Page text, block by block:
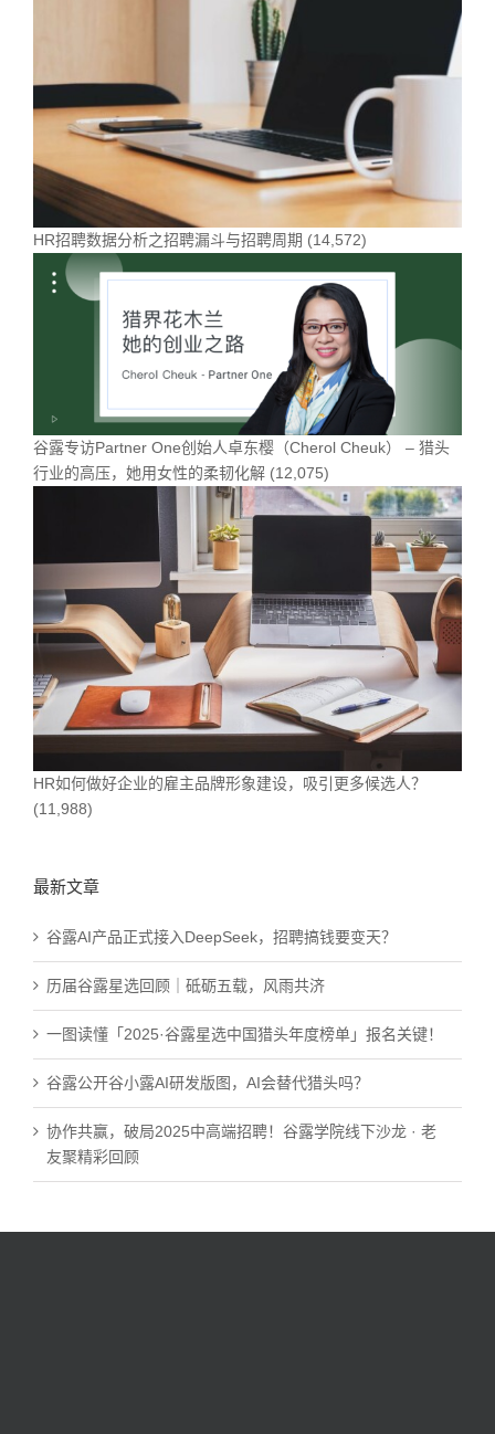
HR招聘数据分析之招聘漏斗与招聘周期 (14,572)
谷露专访Partner One创始人卓东樱（Cherol Cheuk） – 猎头
行业的高压，她用女性的柔韧化解 (12,075)
HR如何做好企业的雇主品牌形象建设，吸引更多候选人？
(11,988)
最新文章
谷露AI产品正式接入DeepSeek，招聘搞钱要变天？
历届谷露星选回顾｜砥砺五载，风雨共济
一图读懂「2025·谷露星选中国猎头年度榜单」报名关键！
谷露公开谷小露AI研发版图，AI会替代猎头吗？
协作共赢，破局2025中高端招聘！谷露学院线下沙龙 · 老
友聚精彩回顾